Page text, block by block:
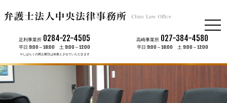
高崎事業所 027-384-4580
平日 9:00～18:00 土 9:00～12:00
足利事業所 0284-22-4505
平日 9:00～18:00 土 9:00～12:00
※しばらくの間土曜日は休業とさせていただきます